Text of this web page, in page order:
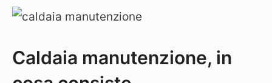
Caldaia manutenzione, in